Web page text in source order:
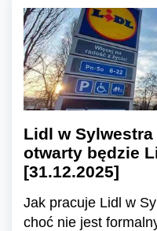
Lidl w
otwarty będzie
[31.12.2025]
Jak pracuje Lidl w
choć nie jest